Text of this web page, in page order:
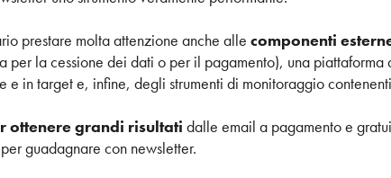
prestare molta attenzione anche alle componenti
per la cessione dei dati o per il pagamento), una piattaforma
in target e, infine, degli strumenti di monitoraggio
ottenere grandi risultati dalle email a pagamento e
guadagnare con newsletter.